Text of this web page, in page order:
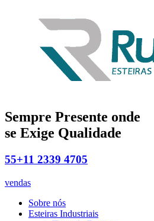
Sempre Presente onde
se Exige Qualidade
55+11 2339 4705
vendas
Sobre nós
Esteiras Industriais